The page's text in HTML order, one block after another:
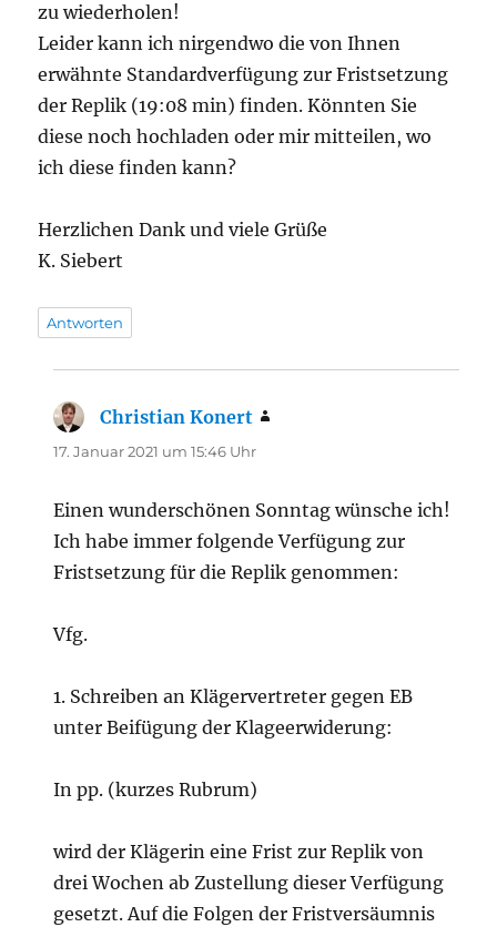
zu wiederholen!
Leider kann ich nirgendwo die von Ihnen
erwähnte Standardverfügung zur Fristsetzung
der Replik (19:08 min) finden. Könnten Sie
diese noch hochladen oder mir mitteilen, wo
ich diese finden kann?
Herzlichen Dank und viele Grüße
K. Siebert
Antworten
Christian Konert
17. Januar 2021 um 15:46 Uhr
Einen wunderschönen Sonntag wünsche ich!
Ich habe immer folgende Verfügung zur
Fristsetzung für die Replik genommen:
Vfg.
1. Schreiben an Klägervertreter gegen EB
unter Beifügung der Klageerwiderung:
In pp. (kurzes Rubrum)
wird der Klägerin eine Frist zur Replik von
drei Wochen ab Zustellung dieser Verfügung
gesetzt. Auf die Folgen der Fristversäumnis